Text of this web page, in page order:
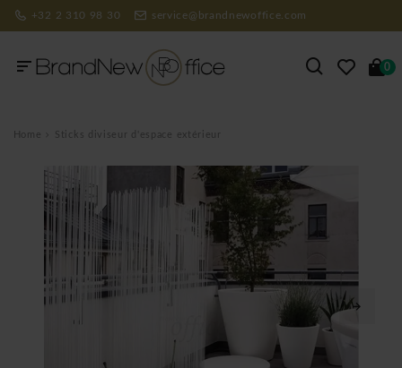
+32 2 310 98 30 service@brandnewoffice.com
0
Home Sticks diviseur d'espace extérieur